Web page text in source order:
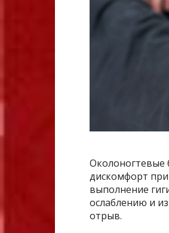
Околоногтевые
дискомфорт
выполнение
ослаблению и
отрыв.